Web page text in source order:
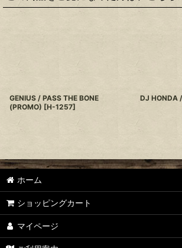
GENIUS / PASS THE BONE
(PROMO) [H-1257]
DJ HONDA
ホーム
ショッピングカート
マイページ